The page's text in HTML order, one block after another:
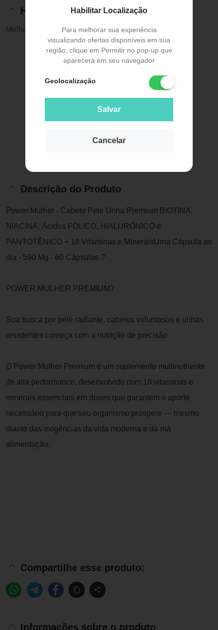
Habilitar Localização
Para melhorar sua experiência
visualizando ofertas disponíveis em sua
região, clique em Permitir no pop-up que
aparecerá em seu navegador
Geolocalização
Salvar
Cancelar
Histórico de preços
Melhor preço: R$ 39,00
Descrição do Produto
Power Mulher - Cabelo Pele Unha Premium BIOTINA,
NIACINA, Ácidos FÓLICO, HIALURÔNICO e
PANTOTÊNICO + 18 Vitaminas e MineraisUma Cápsula ao
dia - 590 Mg - 60 Cápsulas ?
POWER MULHER PREMIUM?
Sua busca por pele radiante, cabelos volumosos e unhas
resistentes começa com a nutrição de precisão
O Power Mulher Premium é um suplemento multinutriente
de alta performance, desenvolvido com 18 vitaminas e
minerais essenciais em doses que garantem o aporte
necessário para que seu organismo prospere — mesmo
diante das exigências da vida moderna e da má
alimentação.
Compartilhe esse produto:
Informações sobre o produto